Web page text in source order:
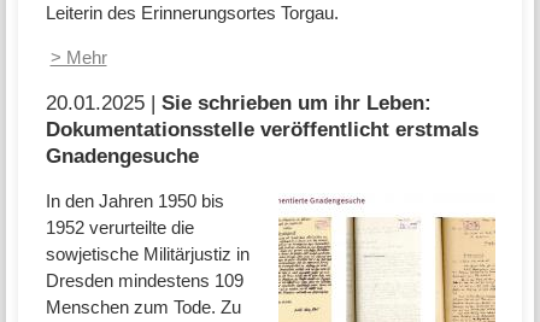
Leiterin des Erinnerungsortes Torgau.
> Mehr
20.01.2025 | Sie schrieben um ihr Leben:
Dokumentationsstelle veröffentlicht erstmals
Gnadengesuche
In den Jahren 1950 bis
1952 verurteilte die
sowjetische Militärjustiz in
Dresden mindestens 109
Menschen zum Tode. Zu